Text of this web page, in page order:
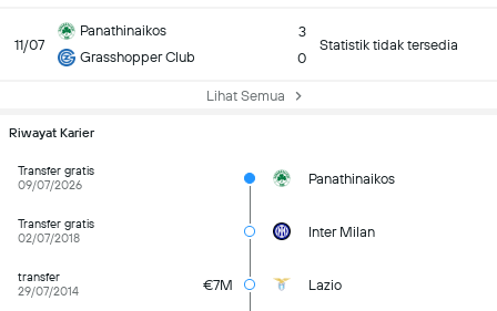
11/07
Panathinaikos
Grasshopper Club
3
0
Statistik tidak tersedia
Lihat Semua
Riwayat Karier
Transfer gratis
09/07/2026
Panathinaikos
Transfer gratis
02/07/2018
Inter Milan
transfer
29/07/2014
€7M Lazio